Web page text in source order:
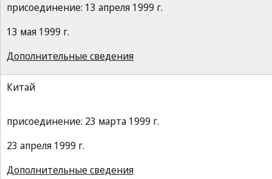
присоединение: 13 апреля 1999 г.
13 мая 1999 г.
Дополнительные сведения
Китай
присоединение: 23 марта 1999 г.
23 апреля 1999 г.
Дополнительные сведения